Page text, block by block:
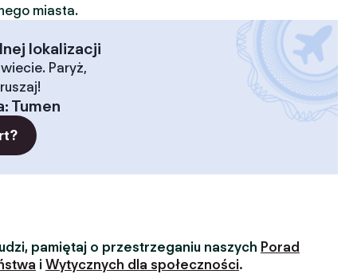
miasta.
lokalizacji
Paryż,
: Tumen
pamiętaj o przestrzeganiu naszych Porad
i Wytycznych dla społeczności.